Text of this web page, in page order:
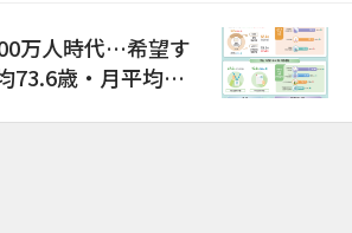
万人時代…希望す
73.6歳・月平均賃